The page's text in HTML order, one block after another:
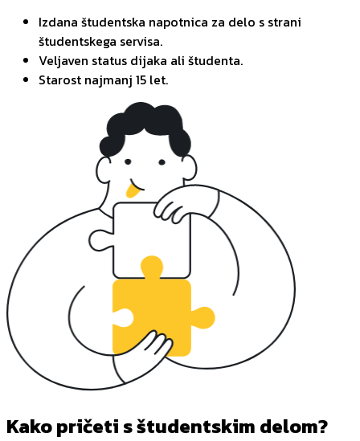
Izdana študentska napotnica za delo s strani
študentskega servisa.
Veljaven status dijaka ali študenta.
Starost najmanj 15 let.
Kako pričeti s študentskim delom?